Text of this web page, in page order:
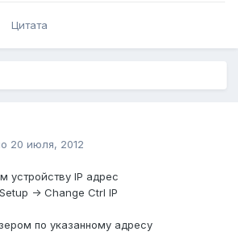
Цитата
20 июля, 2012
устройству IP адрес
-> Change Ctrl IP
по указанному адресу